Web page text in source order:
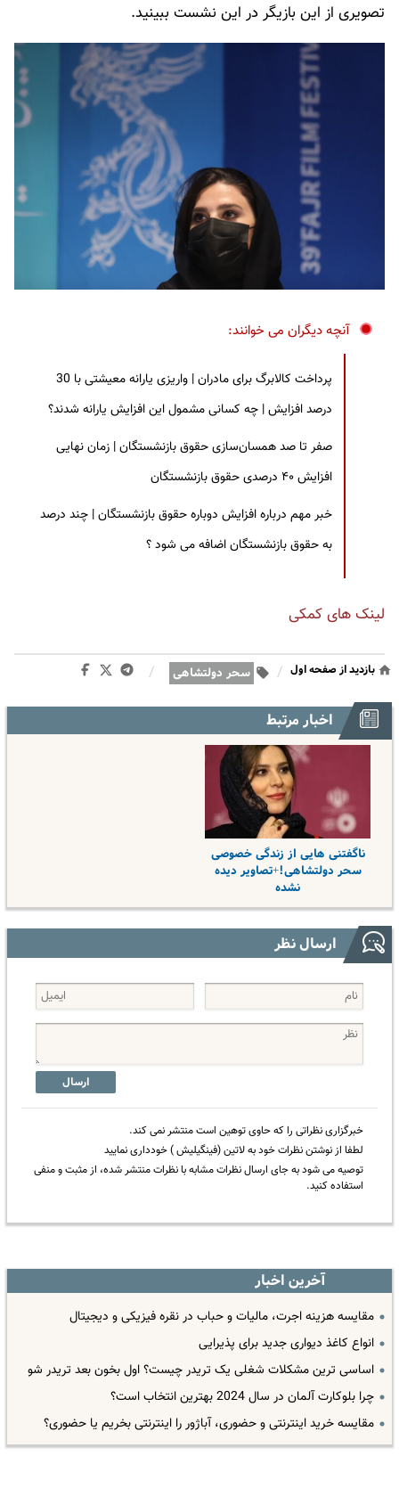
تصویری از این بازیگر در این نشست ببینید.
آنچه دیگران می خوانند:
پرداخت کالابرگ برای مادران | واریزی یارانه معیشتی با 30
درصد افزایش | چه کسانی مشمول این افزایش یارانه شدند؟
صفر تا صد همسان‌سازی حقوق بازنشستگان | زمان نهایی
افزایش ۴۰ درصدی حقوق بازنشستگان
خبر مهم درباره افزایش دوباره حقوق بازنشستگان | چند درصد
به حقوق بازنشستگان اضافه می شود ؟
لینک های کمکی
بازدید از صفحه اول / سحر دولتشاهی /
اخبار مرتبط
ناگفتنی هایی از زندگی خصوصی
سحر دولتشاهی!+تصاویر دیده
نشده
ارسال نظر
ارسال
خبرگزاری نظراتی را که حاوی توهین است منتشر نمی کند.
لطفا از نوشتن نظرات خود به لاتین (فینگیلیش ) خودداری نمایید
توصیه می شود به جای ارسال نظرات مشابه با نظرات منتشر شده، از مثبت و منفی
استفاده کنید.
آخرین اخبار
مقایسه هزینه اجرت، مالیات و حباب در نقره فیزیکی و دیجیتال
انواع کاغذ دیواری جدید برای پذیرایی
اساسی ترین مشکلات شغلی یک تریدر چیست؟ اول بخون بعد تریدر شو
چرا بلوکارت آلمان در سال 2024 بهترین انتخاب است؟
مقایسه خرید اینترنتی و حضوری، آباژور را اینترنتی بخریم یا حضوری؟